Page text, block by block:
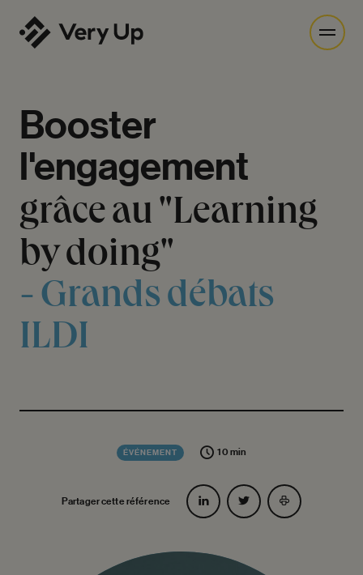
Booster
l'engagement
grâceau"Learning
bydoing"
-Grandsdébats
ILDI
ÉVÉNEMENT 10 min
Partager cette référence